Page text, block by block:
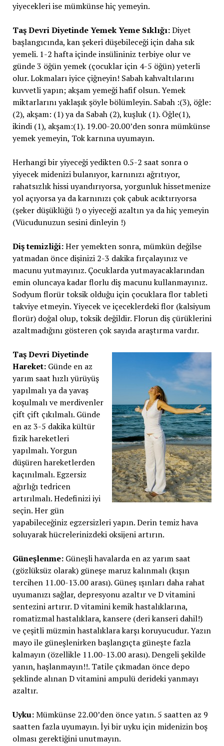
yiyecekleri ise mümkünse hiç yemeyin.
Taş Devri Diyetinde Yemek Yeme Sıklığı:Diyet
başlangıcında, kan şekeri düşebileceği için daha sık
yemeli. 1-2 hafta içinde insülininiz terbiye olur ve
günde 3 öğün yemek (çocuklar için 4-5 öğün) yeterli
olur. Lokmaları iyice çiğneyin! Sabah kahvaltılarını
kuvvetli yapın; akşam yemeği hafif olsun. Yemek
miktarlarını yaklaşık şöyle bölümleyin. Sabah :(3), öğle:
(2), akşam: (1) ya da Sabah (2), kuşluk (1). Öğle(1),
ikindi (1), akşam:(1). 19.00-20.00’den sonra mümkünse
yemek yemeyin, Tok karnına uyumayın.
Herhangi bir yiyeceği yedikten 0.5-2 saat sonra o
yiyecek midenizi bulanıyor, karnınızı ağrıtıyor,
rahatsızlık hissi uyandırıyorsa, yorgunluk hissetmenize
yol açıyorsa ya da karnınızı çok çabuk acıktırıyorsa
(şeker düşüklüğü !) o yiyeceği azaltın ya da hiç yemeyin
(Vücudunuzun sesini dinleyin !)
Diş temizliği:Her yemekten sonra, mümkün değilse
yatmadan önce dişinizi 2-3 dakika fırçalayınız ve
macunu yutmayınız. Çocuklarda yutmayacaklarından
emin oluncaya kadar florlu diş macunu kullanmayınız.
Sodyum florür toksik olduğu için çocuklara flor tableti
takviye etmeyin. Yiyecek ve içeceklerdeki flor (kalsiyum
florür) doğal olup, toksik değildir. Florun diş çürüklerini
azaltmadığını gösteren çok sayıda araştırma vardır.
Taş Devri Diyetinde
Hareket:Günde en az
yarım saat hızlı yürüyüş
yapılmalı ya da yavaş
koşulmalı ve merdivenler
çift çift çıkılmalı. Günde
en az 3-5 dakika kültür
fizik hareketleri
yapılmalı. Yorgun
düşüren hareketlerden
kaçınılmalı. Egzersiz
ağırlığı tedricen
artırılmalı. Hedefinizi iyi
seçin. Her gün
yapabileceğiniz egzersizleri yapın. Derin temiz hava
soluyarak hücrelerinizdeki oksijeni artırın.
Güneşlenme:Güneşli havalarda en az yarım saat
(gözlüksüz olarak) güneşe maruz kalınmalı (kışın
tercihen 11.00-13.00 arası). Güneş ışınları daha rahat
uyumanızı sağlar, depresyonu azaltır ve D vitamini
sentezini artırır. D vitamini kemik hastalıklarına,
romatizmal hastalıklara, kansere (deri kanseri dahil!)
ve çeşitli müzmin hastalıklara karşı koruyucudur. Yazın
mayo ile güneşlenirken başlangıçta güneşte fazla
kalmayın (özellikle 11.00-13.00 arası). Dengeli şekilde
yanın, haşlanmayın!!. Tatile çıkmadan önce depo
şeklinde alınan D vitamini ampulü derideki yanmayı
azaltır.
Uyku:Mümkünse 22.00’den önce yatın. 5 saatten az 9
saatten fazla uyumayın. İyi bir uyku için midenizin boş
olması gerektiğini unutmayın.